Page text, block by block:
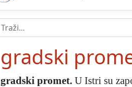
gradski
gradski promet. U Istri su